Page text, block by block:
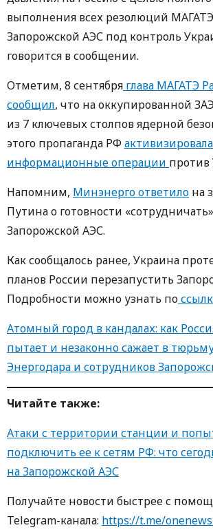
выполнения всех резолюций
Запорожской АЭС под контроль
говорится в сообщении.
Отметим, 8 сентября глава МАГАТЭ
сообщил, что на оккупированной
из 7 ключевых столпов ядерной
этого пропаганда РФактивизировала
информационные операции
Напомним, Минэнерго ответило на
Путина о готовности
Запорожской АЭС.
Как сообщалось ранее, Украина
планов России перезапустить
Подробности можно узнать по
Атомный город в кандалах: как
пытает и незаконно сажает в
Энергодара и сотрудников
Читайте также:
Атаки с территории станции и
подключить ее к сетям РФ: что
на Запорожской АЭС
Получайте новости быстрее с
Telegram-канала: https://t.me/